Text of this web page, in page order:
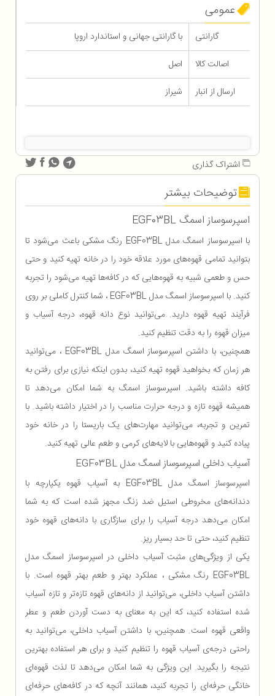
عمومی
گارانتی
با گارانتی جهانی و استاندارد اروپا
اصالت کالا
اصل
ارسال از انبار
شیراز
اشتراک گذاری
توضیحات بیشتر
اسپرسوساز اسمگ EGF03BL
با اسپرسوساز اسمگ مدل EGF03BL رنگ مشکی باعث می‌شود تا
بتوانید تمامی قهوه‌های مورد علاقه خود را در خانه تهیه کنید و حتی
حس و طعمی شبیه به قهوه‌هایی که در کافه‌ها تهیه می‌شود را تجربه
کنید. با اسپرسوساز اسمگ مدل EGF03BL ، شما کنترل کاملی بر روی
فرآیند تهیه قهوه دارید. می‌توانید نوع دانه قهوه، درجه آسیاب و
میزان قهوه را به دقت تنظیم کنید.
همچنین، با داشتن اسپرسوساز اسمگ مدل EGF03BL ، می‌توانید
هر زمان که بخواهید قهوه تهیه کنید، بدون اینکه نیازی برای رفتن به
کافه داشته باشید. اسپرسوساز اسمگ به شما امکان می‌دهد تا
همیشه قهوه تازه و درجه حرارت مناسب را در اختیار داشته باشید. با
تمرین و تجربه، می‌توانید مهارت‌های یک باریستا را در خانه خود
پیاده کنید و قهوه‌هایی با لایه‌های کرمی و طعم عالی تهیه کنید.
آسیاب داخلی اسپرسوساز اسمگ مدل EGF03BL
اسپرسوساز اسمگ مدل EGF03BL به آسیاب قهوه یکپارچه با
دندانه‌های مخروطی استیل ضد زنگ مجهز شده است که به شما
امکان می‌دهد درجه آسیاب را برای سازگاری با دانه‌های قهوه خود
تنظیم کنید، حتی تا حد بسیار ریز.
یکی از ویژگی‌های مثبت آسیاب داخلی در اسپرسوساز اسمگ مدل
EGF03BL رنگ مشکی ، عملکرد بهتر و طعم بهتر قهوه است. با
داشتن آسیاب داخلی، می‌توانید از دانه‌های قهوه تازه‌تر و تازه آسیاب
شده استفاده کنید، که این به معنای به دست آوردن طعم و عطر
واقعی قهوه است. همچنین، با داشتن آسیاب داخلی، می‌توانید به
راحتی درجه‌ی آسیاب قهوه را تنظیم کنید و برای هر استفاده بهترین
نتیجه را بگیرید. این ویژگی به شما امکان می‌دهد تا لذت قهوه‌ای
خانگی حرفه‌ای را تجربه کنید، همانند آنچه که در کافه‌های حرفه‌ای